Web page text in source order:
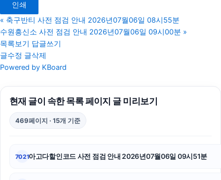
인스타 좋아요
서초음주운전변호사
오렌지뱅크
인쇄
« 축구반티 사전 점검 안내 2026년07월06일 08시55분
수원흥신소 사전 점검 안내 2026년07월06일 09시00분 »
목록보기
답글쓰기
글수정 글삭제
Powered by KBoard
현재 글이 속한 목록 페이지 글 미리보기
469페이지 · 15개 기준
7021아고다할인코드 사전 점검 안내 2026년07월06일 09시51분